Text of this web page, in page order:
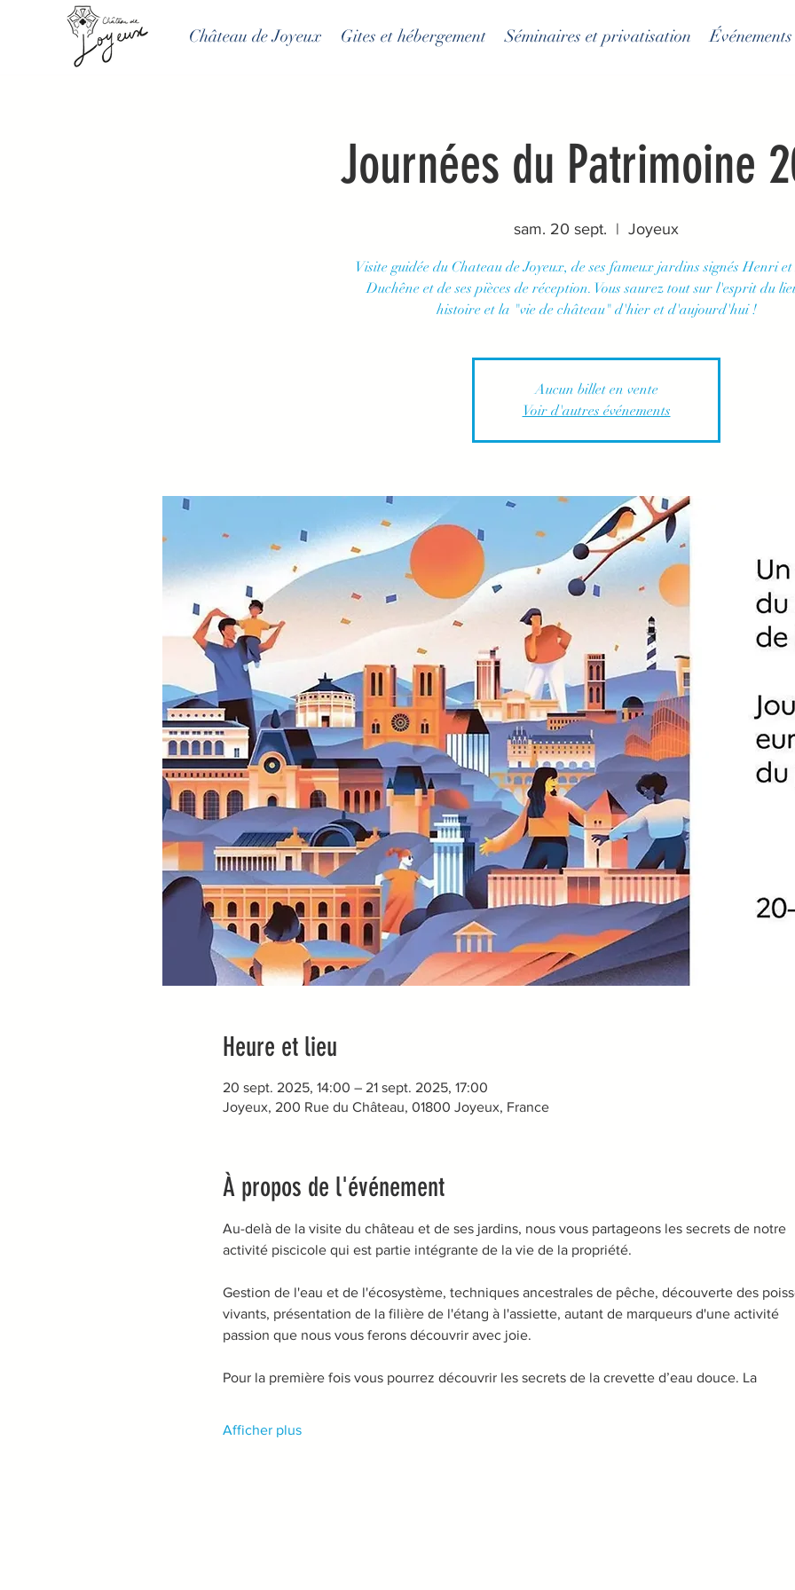
Château de Joyeux Gites et hébergement Séminaires et privatisation Événements
Journées du Patrimoine
sam. 20 sept.
  |
Joyeux
Visite guidée du Chateau de Joyeux, de ses fameux jardins signés Henri
Duchêne et de ses pièces de réception. Vous saurez tout sur l'esprit du
histoire et la "vie de château" d'hier et d'aujourd'hui !
Aucun billet en vente
Voir d'autres événements
Heure et lieu
20 sept. 2025, 14:00 – 21 sept. 2025, 17:00
Joyeux, 200 Rue du Château, 01800 Joyeux, France
À propos de l'événement
Au-delà de la visite du château et de ses jardins, nous vous partageons les secrets de notre
activité piscicole qui est partie intégrante de la vie de la propriété.
Gestion de l'eau et de l'écosystème, techniques ancestrales de pêche, découverte des
vivants, présentation de la filière de l'étang à l'assiette, autant de marqueurs d'une activité
passion que nous vous ferons découvrir avec joie.
Pour la première fois vous pourrez découvrir les secrets de la crevette d’eau douce. La
Afficher plus